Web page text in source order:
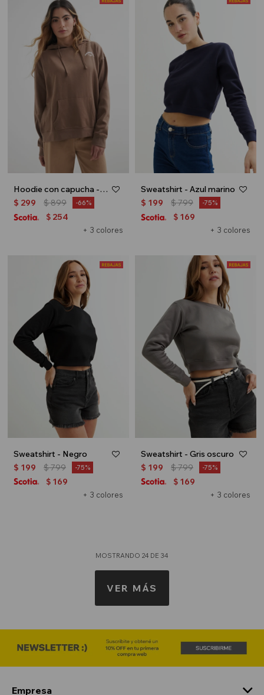
Hoodie con capucha - Marron
+ 3 colores
$ 299 $899 66
$ 254
Sweatshirt - Azul marino
+ 3 colores
$ 199 $799 75
$ 169
Sweatshirt - Negro
+ 3 colores
$ 199 $799 75
$ 169
Sweatshirt - Gris oscuro
+ 3 colores
$ 199 $799 75
$ 169
MOSTRANDO 24 DE 34
VER MÁS
Empresa